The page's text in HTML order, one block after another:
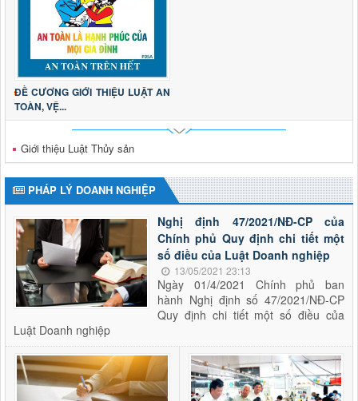
ĐỀ CƯƠNG GIỚI THIỆU LUẬT AN
TOÀN, VỆ...
Giới thiệu Luật Thủy sản
PHÁP LÝ DOANH NGHIỆP
Nghị định 47/2021/NĐ-CP của
Chính phủ Quy định chi tiết một
số điều của Luật Doanh nghiệp
13/05/2021 23:13
Ngày 01/4/2021 Chính phủ ban
hành Nghị định số 47/2021/NĐ-CP
Quy định chi tiết một số điều của
Luật Doanh nghiệp